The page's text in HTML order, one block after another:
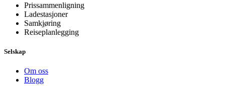
Prissammenligning
Ladestasjoner
Samkjøring
Reiseplanlegging
Selskap
Om oss
Blogg